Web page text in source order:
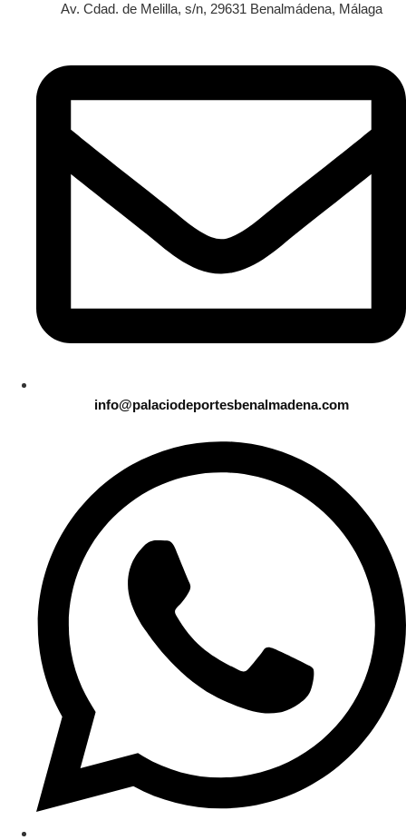
Av. Cdad. de Melilla, s/n, 29631 Benalmádena, Málaga
info@palaciodeportesbenalmadena.com